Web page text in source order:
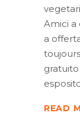
Amici a
a
READ